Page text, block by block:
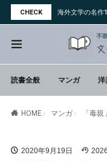
CHECK 海外文学の名作
読書全般 マンガ 洋
HOME マンガ 「毒
2020年9月19日